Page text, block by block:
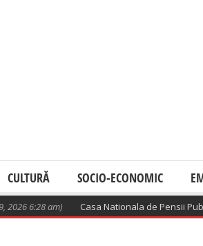
CULTURĂ SOCIO-ECONOMIC
am) Casa Nationala de Pensii Publice